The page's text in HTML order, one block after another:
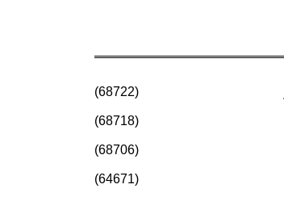
(68722)
(68718)
(68706)
(64671)